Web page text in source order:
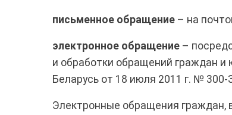
письменное обращение – на
электронное обращение –
и обработки обращений граждан и
Беларусь от 18 июля 2011 г. №
Электронные обращения граждан,